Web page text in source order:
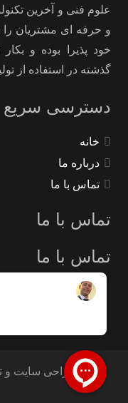
علوم فنی و آخرین
و حرفه ای مشتریان را
خود پذیرا بوده و
گذشته در استفاده از
دسترسی سریع
خانه
درباره ما
تماس با ما
تماس با ما
تماس با ما
تهران -جاده خاوران
طراحی سایت و